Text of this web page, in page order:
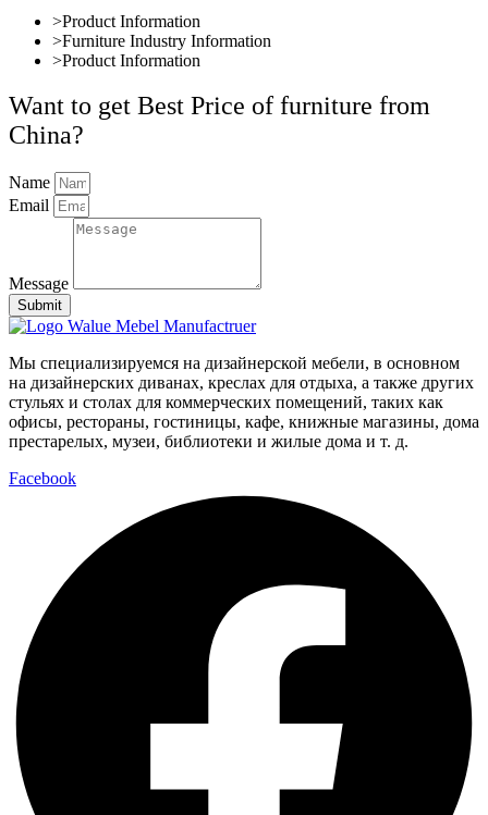
>Product Information
>Furniture Industry Information
>Product Information
Want to get Best Price of furniture from
China?
Name
Email
Message
Submit
Мы специализируемся на дизайнерской мебели, в основном
на дизайнерских диванах, креслах для отдыха, а также других
стульях и столах для коммерческих помещений, таких как
офисы, рестораны, гостиницы, кафе, книжные магазины, дома
престарелых, музеи, библиотеки и жилые дома и т. д.
Facebook